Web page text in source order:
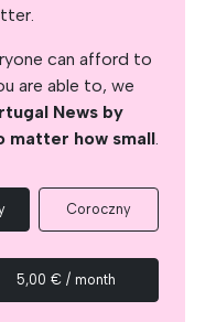
can afford to
are able to, we
News by
matter how small.
Coroczny
5,00 € / month